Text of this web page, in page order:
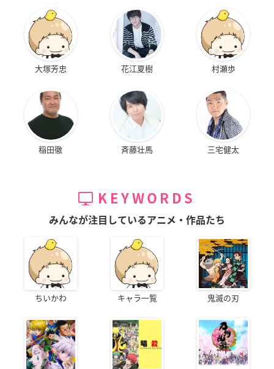
大塚芳忠 花江夏樹 村瀬歩
稲田徹 斉藤壮馬 三宅健太
KEYWORDS
みんなが注目しているアニメ・作品たち
ちいかわ キャラ一覧 鬼滅の刃